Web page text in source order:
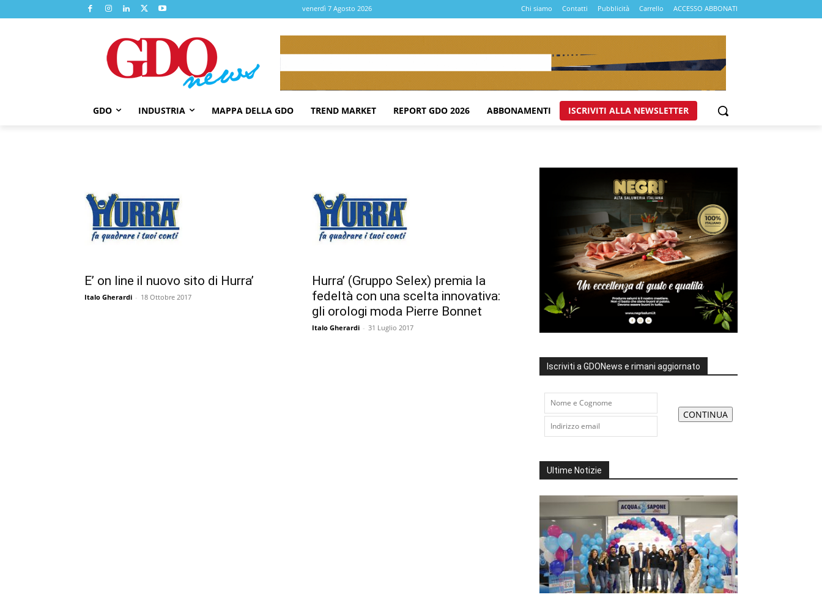
venerdì 7 Agosto 2026 Chi siamo Contatti Pubblicità Carrello ACCESSO ABBONATI
GDO INDUSTRIA MAPPA DELLA GDO TREND MARKET REPORT GDO 2026 ABBONAMENTI ISCRIVITI ALLA NEWSLETTER
E’ on line il nuovo sito di Hurra’
Italo Gherardi - 18 Ottobre 2017
Hurra’ (Gruppo Selex) premia la
fedeltà con una scelta innovativa:
gli orologi moda Pierre Bonnet
Italo Gherardi - 31 Luglio 2017
Iscriviti a GDONews e rimani aggiornato
Ultime Notizie